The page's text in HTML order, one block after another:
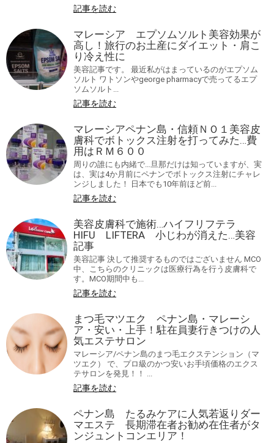
記事を読む
マレーシア エプソムソルト美容効果が
高し！旅行のお土産にダイエット・肩こ
り冷え性に
美容記事です。 最近私がはまっているのがエプソム
ソルト ワトソンやgeorge pharmacyで売ってるエプ
ソムソルト...
記事を読む
マレーシアペナン島・信頼ＮＯ１美容皮
膚科でボトックス注射を打ってみた…費
用はＲＭ６００
周りの誰にも内緒で…旦那だけは知っていますが、実
は、実は4か月前にペナンでボトックス注射にチャレ
ンジしました！ 日本でも10年前ほど前...
記事を読む
美容皮膚科で施術…ハイフリフテラ
HIFU LIFTERA 小じわが消えた…美容
記事
美容記事 決して推奨するものではございません MCO
中、こちらのクリニックは医療行為を行う皮膚科で
す。MCO期間中も...
記事を読む
まつ毛マツエク ペナン島・マレーシ
ア・安い・上手！駐在員妻行きつけの人
気エステサロン
マレーシア/ペナン島のまつ毛エクステンション（マ
ツエク） で、プロ級のかつ安いお手頃価格のエクス
テサロンを発見！！ ...
記事を読む
ペナン島 たるみケアに人気若返りダー
マエステ 長期滞在者お勧め在住者がタ
ンジュントコンエリア！